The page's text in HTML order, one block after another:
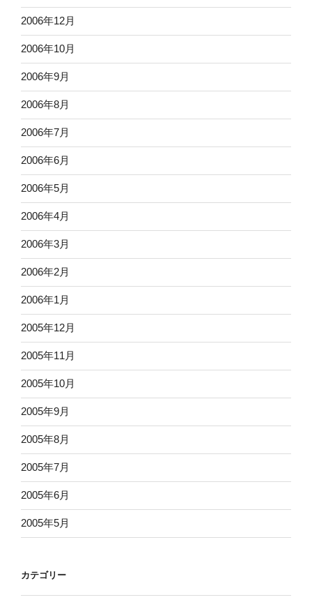
2006年12月
2006年10月
2006年9月
2006年8月
2006年7月
2006年6月
2006年5月
2006年4月
2006年3月
2006年2月
2006年1月
2005年12月
2005年11月
2005年10月
2005年9月
2005年8月
2005年7月
2005年6月
2005年5月
カテゴリー